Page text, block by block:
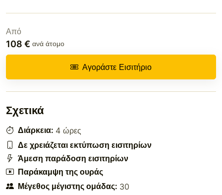
Από
108 € ανά άτομο
Αγοράστε Εισιτήριο
Σχετικά
Διάρκεια: 4 ώρες
Δε χρειάζεται εκτύπωση εισιτηρίων
Άμεση παράδοση εισιτηρίων
Παράκαμψη της ουράς
Μέγεθος μέγιστης ομάδας: 30